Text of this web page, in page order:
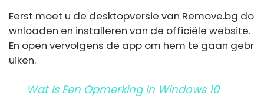
Eerst moet u de desktopversie van Remove.bg do
wnloaden en installeren van de officiële website.
En open vervolgens de app om hem te gaan gebr
uiken.
Wat Is Een Opmerking In Windows 10